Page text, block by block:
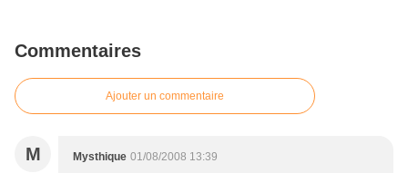
Commentaires
Ajouter un commentaire
M Mysthique 01/08/2008 13:39